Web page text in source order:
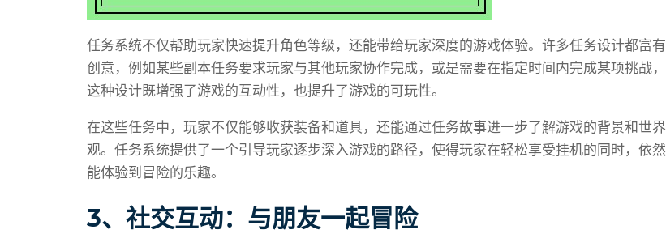
任务系统不仅帮助玩家快速提升角色等级，还能带给玩家深度的游戏体验。许多任务设计都富有
创意，例如某些副本任务要求玩家与其他玩家协作完成，或是需要在指定时间内完成某项挑战，
这种设计既增强了游戏的互动性，也提升了游戏的可玩性。
在这些任务中，玩家不仅能够收获装备和道具，还能通过任务故事进一步了解游戏的背景和世界
观。任务系统提供了一个引导玩家逐步深入游戏的路径，使得玩家在轻松享受挂机的同时，依然
能体验到冒险的乐趣。
3、社交互动：与朋友一起冒险